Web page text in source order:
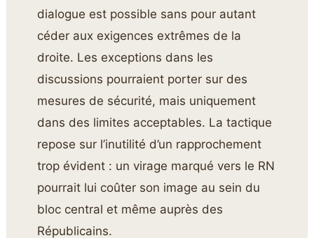
dialogue est possible sans pour autant
céder aux exigences extrêmes de la
droite. Les exceptions dans les
discussions pourraient porter sur des
mesures de sécurité, mais uniquement
dans des limites acceptables. La tactique
repose sur l’inutilité d’un rapprochement
trop évident : un virage marqué vers le RN
pourrait lui coûter son image au sein du
bloc central et même auprès des
Républicains.